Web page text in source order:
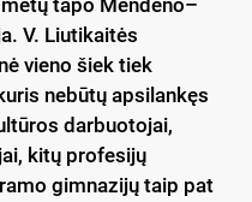
tapo Mendeno–
V. Liutikaitės
vieno šiek tiek
nebūtų apsilankęs
darbuotojai,
kitų profesijų
gimnazijų taip pat